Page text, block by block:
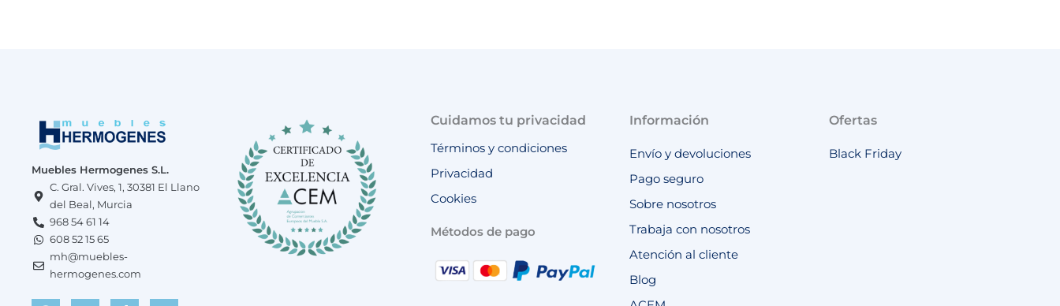
Muebles Hermogenes S.L.
C. Gral. Vives, 1, 30381 El Llano
del Beal, Murcia
968 54 61 14
608 52 15 65
mh@muebles-
hermogenes.com
F
I
T
Y
W
Cuidamos tu privacidad
Términos y condiciones
Privacidad
Cookies
Métodos de pago
Información
Envío y devoluciones
Pago seguro
Sobre nosotros
Trabaja con nosotros
Atención al cliente
Blog
Ofertas
Black Friday